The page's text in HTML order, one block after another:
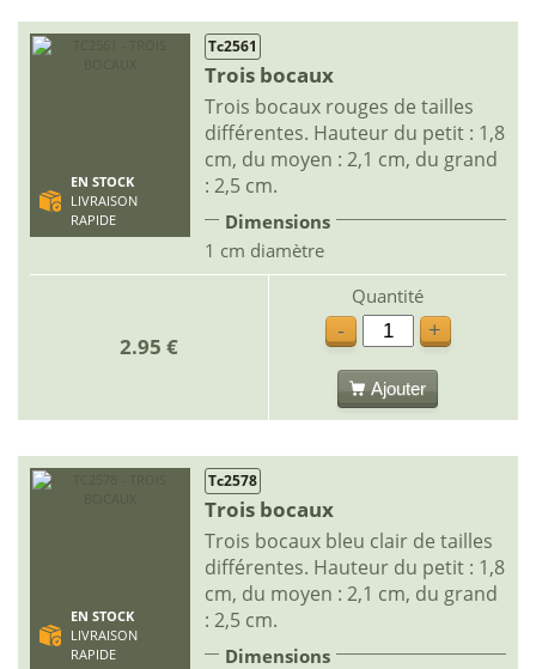
EN STOCK
LIVRAISON
RAPIDE
Tc2561
Trois bocaux
Trois bocaux rouges de tailles
différentes. Hauteur du petit : 1,8
cm, du moyen : 2,1 cm, du grand
: 2,5 cm.
Dimensions
1 cm diamètre
2.95 €
Quantité
-
+
Ajouter
EN STOCK
LIVRAISON
RAPIDE
Tc2578
Trois bocaux
Trois bocaux bleu clair de tailles
différentes. Hauteur du petit : 1,8
cm, du moyen : 2,1 cm, du grand
: 2,5 cm.
Dimensions